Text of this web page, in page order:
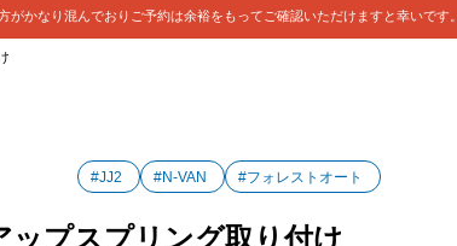
がかなり混んでおりご予約は余裕をもってご確認いただけますと幸いです。
#JJ2 #N-VAN #フォレストオート
プスプリング取り付け